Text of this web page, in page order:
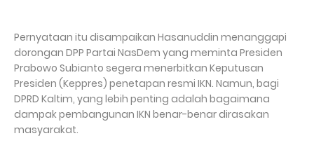
Pernyataan itu disampaikan Hasanuddin menanggapi
dorongan DPP Partai NasDem yang meminta Presiden
Prabowo Subianto segera menerbitkan Keputusan
Presiden (Keppres) penetapan resmi IKN. Namun, bagi
DPRD Kaltim, yang lebih penting adalah bagaimana
dampak pembangunan IKN benar-benar dirasakan
masyarakat.